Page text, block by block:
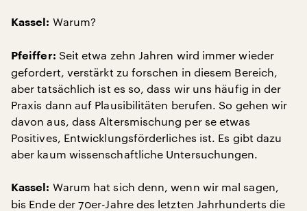
Kassel: Warum?
Pfeiffer: Seit etwa zehn Jahren wird immer wieder
gefordert, verstärkt zu forschen in diesem Bereich,
aber tatsächlich ist es so, dass wir uns häufig in der
Praxis dann auf Plausibilitäten berufen. So gehen wir
davon aus, dass Altersmischung per se etwas
Positives, Entwicklungsförderliches ist. Es gibt dazu
aber kaum wissenschaftliche Untersuchungen.
Kassel: Warum hat sich denn, wenn wir mal sagen,
bis Ende der 70er-Jahre des letzten Jahrhunderts die